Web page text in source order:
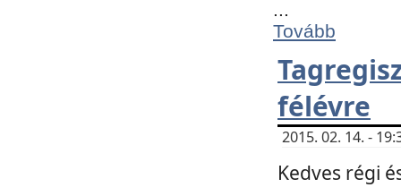
...
Tovább
félévre
2015. 02. 14. -
Kedves régi